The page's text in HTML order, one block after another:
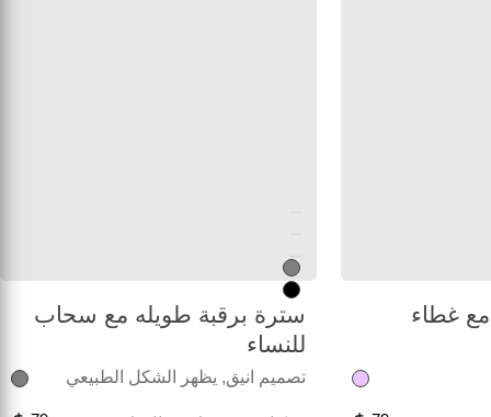
غطاء
سترة برقبة طويله مع سحاب
للنساء
تصميم انيق, يظهر الشكل الطبيعي